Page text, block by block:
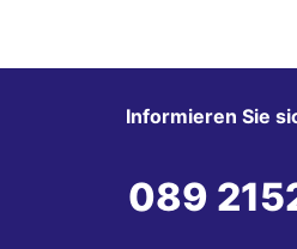
Informieren Sie
089